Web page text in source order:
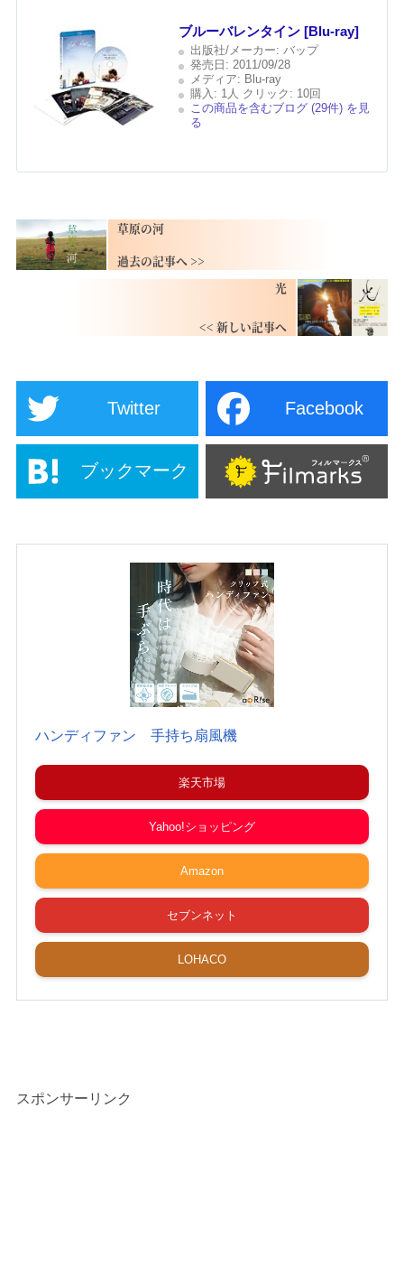
ブルーバレンタイン [Blu-ray]
出版社/メーカー: バップ
発売日: 2011/09/28
メディア: Blu-ray
購入 : 1人 クリック : 10回
この商品を含むブログ (29件) を見
る
草原の河
光
Twitter Facebook
ブックマーク
ハンディファン 手持ち扇風機
楽天市場
Yahoo!ショッピング
Amazon
セブンネット
LOHACO
スポンサーリンク